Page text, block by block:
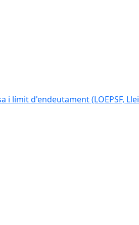
límit d'endeutament (LOEPSF, Llei